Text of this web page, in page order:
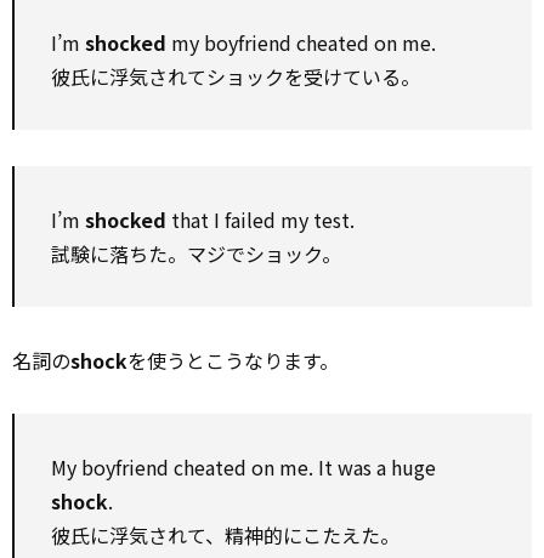
I’m shocked my boyfriend cheated on me.
彼氏に浮気されてショックを受けている。
I’m shocked that I failed my test.
試験に落ちた。マジでショック。
名詞のshockを使うとこうなります。
My boyfriend cheated on me. It was a huge
shock.
彼氏に浮気されて、精神的にこたえた。